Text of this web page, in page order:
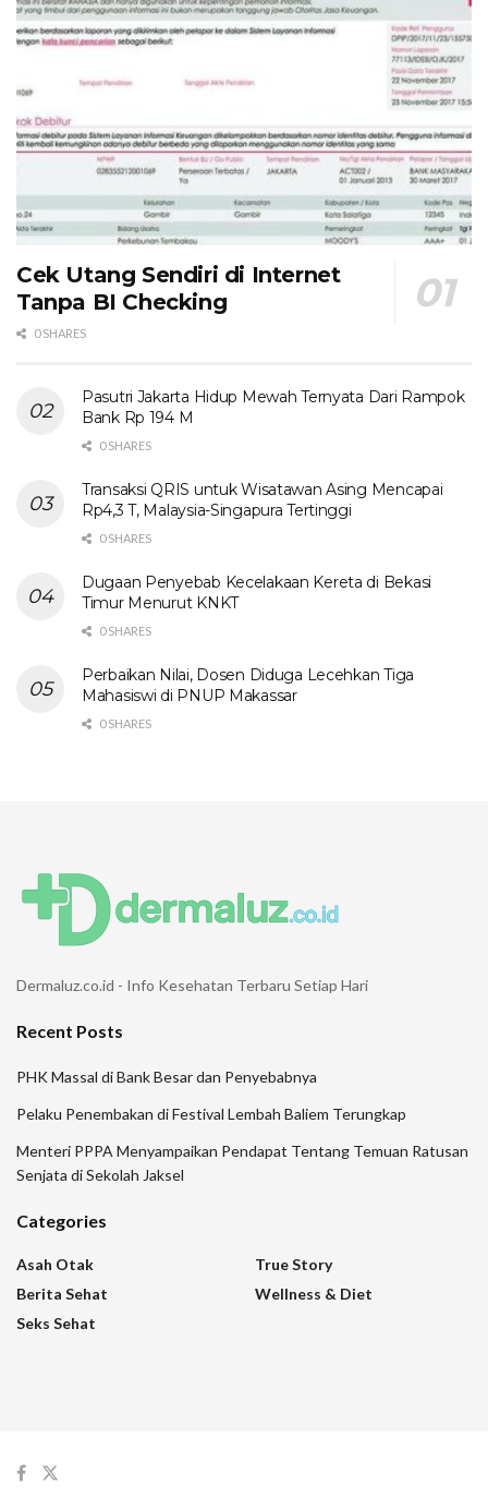
Cek Utang Sendiri di Internet
Tanpa BI Checking
0 SHARES
Pasutri Jakarta Hidup Mewah Ternyata Dari Rampok
Bank Rp 194 M
0 SHARES
Transaksi QRIS untuk Wisatawan Asing Mencapai
Rp4,3 T, Malaysia-Singapura Tertinggi
0 SHARES
Dugaan Penyebab Kecelakaan Kereta di Bekasi
Timur Menurut KNKT
0 SHARES
Perbaikan Nilai, Dosen Diduga Lecehkan Tiga
Mahasiswi di PNUP Makassar
0 SHARES
Dermaluz.co.id - Info Kesehatan Terbaru Setiap Hari
Recent Posts
PHK Massal di Bank Besar dan Penyebabnya
Pelaku Penembakan di Festival Lembah Baliem Terungkap
Menteri PPPA Menyampaikan Pendapat Tentang Temuan Ratusan
Senjata di Sekolah Jaksel
Categories
Asah Otak
Berita Sehat
Seks Sehat
True Story
Wellness & Diet